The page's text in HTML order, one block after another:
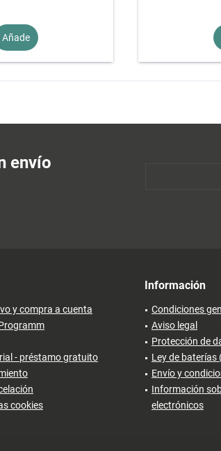
Añade
envío
y compra a cuenta
- préstamo gratuito
cookies
Información
Condiciones
Aviso legal
Protección de
Ley de baterías
Envío y
Información
electrónicos